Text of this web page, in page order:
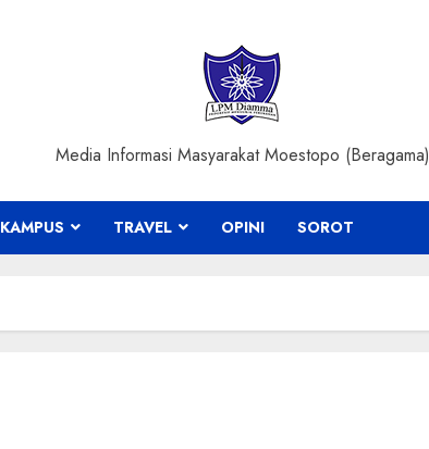
Media Informasi Masyarakat Moestopo (Beragama)
KAMPUS TRAVEL OPINI SOROT